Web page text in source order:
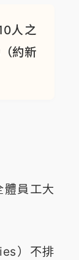
人之
約新
員工大
）不排